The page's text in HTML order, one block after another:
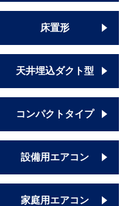
床置形
天井埋込ダクト型
コンパクトタイプ
設備用エアコン
家庭用エアコン